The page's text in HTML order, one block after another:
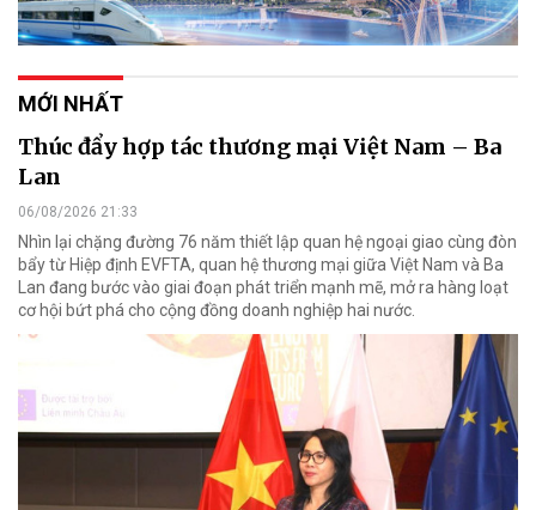
MỚI NHẤT
Thúc đẩy hợp tác thương mại Việt Nam – Ba
Lan
06/08/2026 21:33
Nhìn lại chặng đường 76 năm thiết lập quan hệ ngoại giao cùng đòn
bẩy từ Hiệp định EVFTA, quan hệ thương mại giữa Việt Nam và Ba
Lan đang bước vào giai đoạn phát triển mạnh mẽ, mở ra hàng loạt
cơ hội bứt phá cho cộng đồng doanh nghiệp hai nước.